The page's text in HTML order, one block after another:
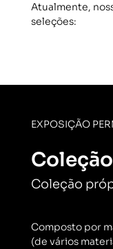
Atualmente,
seleções:
EXPOSIÇÃO
Coleção
Composto por
(de vários